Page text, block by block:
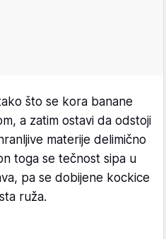
što se kora banane
a zatim ostavi da odstoji
materije delimično
toga se tečnost sipa u
pa se dobijene kockice
ruža.